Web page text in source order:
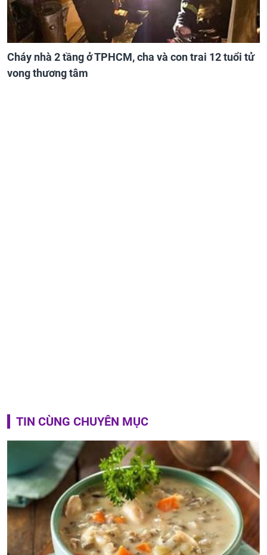
Cháy nhà 2 tầng ở TPHCM, cha và con trai 12 tuổi tử
vong thương tâm
TIN CÙNG CHUYÊN MỤC